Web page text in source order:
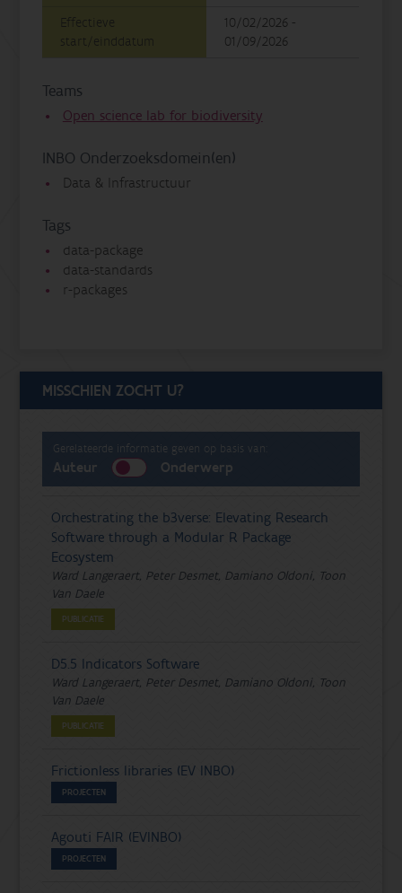
Effectieve
start/einddatum
10/02/2026 -
01/09/2026
Teams
Open science lab for biodiversity
INBO Onderzoeksdomein(en)
Data & Infrastructuur
Tags
data-package
data-standards
r-packages
MISSCHIEN ZOCHT U?
Gerelateerde informatie geven op basis van:
Auteur Onderwerp
Orchestrating the b3verse: Elevating Research
Software through a Modular R Package
Ecosystem
Ward Langeraert, Peter Desmet, Damiano Oldoni, Toon
Van Daele
PUBLICATIE
D5.5 Indicators Software
Ward Langeraert, Peter Desmet, Damiano Oldoni, Toon
Van Daele
PUBLICATIE
Frictionless libraries (EV INBO)
PROJECTEN
Agouti FAIR (EVINBO)
PROJECTEN